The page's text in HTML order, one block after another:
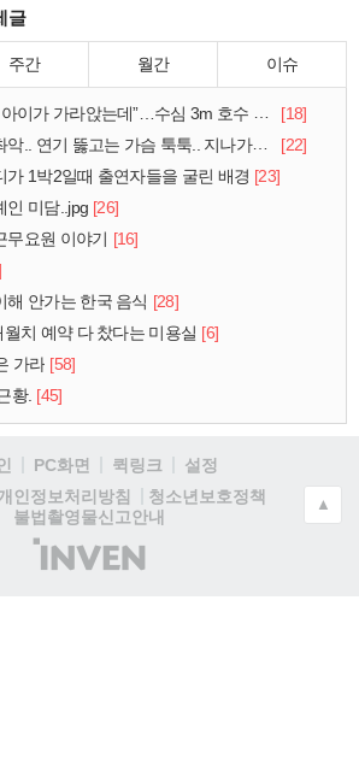
글
주간 월간 이슈
가 가라앉는데”…수심 3m 호수 뛰어든 60대 의인
[18]
연기 뚫고는 가슴 툭툭.. 지나가던 아재의 정체
[22]
가 1박2일때 출연자들을 굴린 배경 [23]
인 미담..jpg [26]
무요원 이야기 [16]
해 안가는 한국 음식 [28]
월치 예약 다 찼다는 미용실 [6]
가라 [58]
황. [45]
PC화면 퀵링크
설정
인정보처리방침
청소년보호정책
불법촬영물신고안내
(주)
인
▲